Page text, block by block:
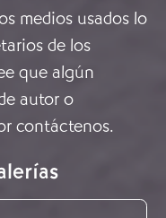
medios usados lo
de los
que algún
autor o
contáctenos.